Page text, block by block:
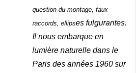
question du montage, faux
raccords, ellipses fulgurantes.
Il nous embarque en
lumière naturelle dans le
Paris des années 1960 sur